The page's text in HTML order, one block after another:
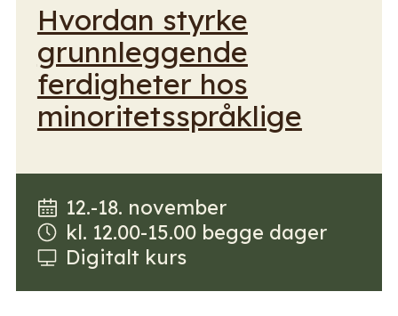
Hvordan styrke
grunnleggende
ferdigheter hos
minoritetsspråklige
12.-18. november
kl. 12.00-15.00 begge dager
Digitalt kurs